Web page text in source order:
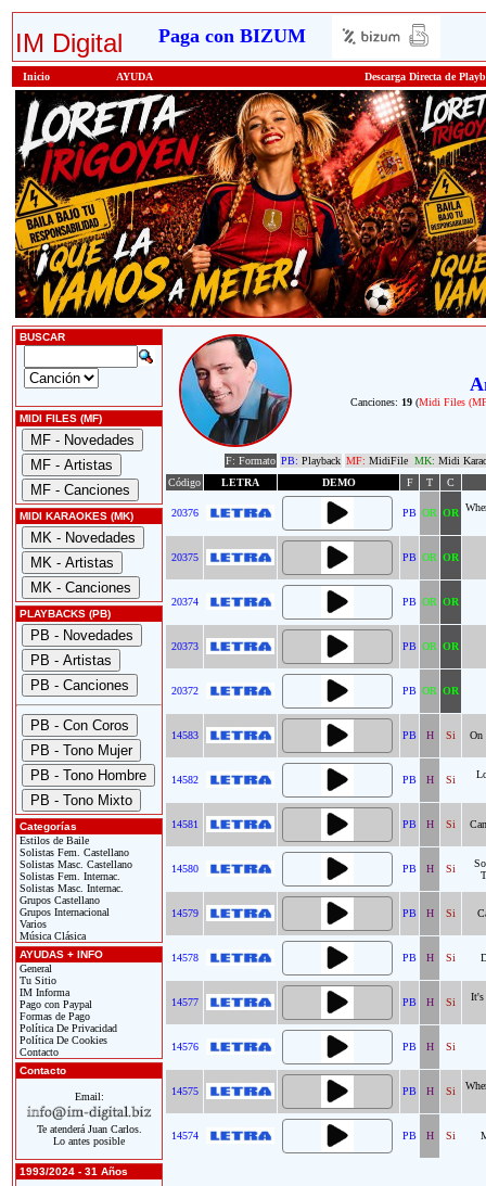
IM Digital Paga con BIZUM
Inicio AYUDA Descarga Directa de
BUSCAR
MIDI FILES (MF)
MIDI KARAOKES (MK)
PLAYBACKS (PB)
Categorías
Estilos de Baile
Solistas Fem. Castellano
Solistas Masc. Castellano
Solistas Fem. Internac.
Solistas Masc. Internac.
Grupos Castellano
Grupos Internacional
Varios
Música Clásica
AYUDAS + INFO
General
Tu Sitio
IM Informa
Pago con Paypal
Formas de Pago
Política De Privacidad
Política De Cookies
Contacto
Contacto
Email:
Te atenderá Juan Carlos.
Lo antes posible
1993/2024 - 31 Años
Canciones: 19 (Midi Files
F: Formato PB: Playback MF: MidiFile MK: Midi
Código
LETRA DEMO F T C
20376 PB OR OR
20375 PB OR OR
20374 PB OR OR
20373 PB OR OR
20372 PB OR OR
14583 PB H Si On
14582 PB H Si
14581 PB H Si
14580 PB H Si
14579 PB H Si
14578 PB H Si
14577 PB H Si It's
14576 PB H Si
14575 PB H Si
14574 PB H Si